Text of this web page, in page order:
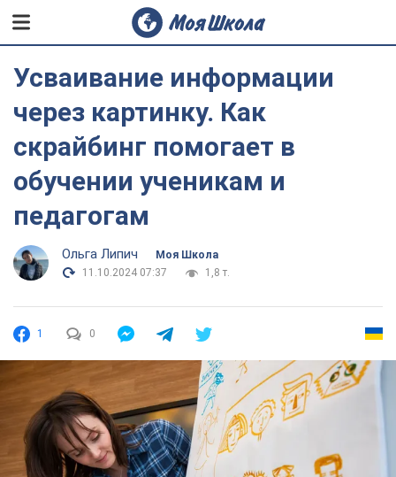
Усваивание информации
через картинку. Как
скрайбинг помогает в
обучении ученикам и
педагогам
Ольга Липич
Моя Школа
11.10.2024 07:37
1,8 т.
1 0